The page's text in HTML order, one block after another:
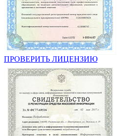
ПРОВЕРИТЬ ЛИЦЕНЗИЮ